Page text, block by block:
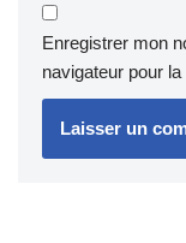
Enregistrer mon
navigateur pour